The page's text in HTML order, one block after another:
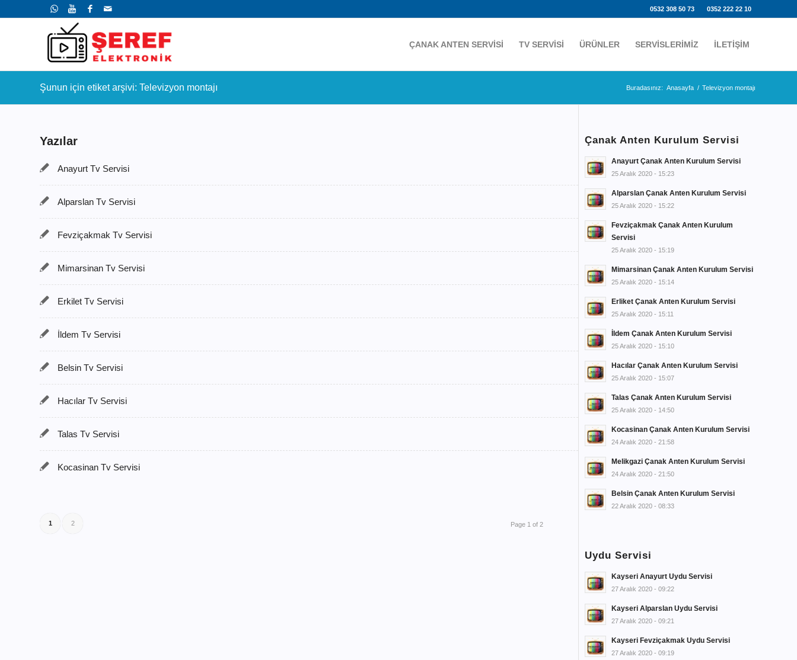
0532 308 50 73 0352 222 22 10
ÇANAK ANTEN SERVİSİ TV SERVİSİ ÜRÜNLER SERVİSLERİMİZ İLETİŞİM
Şunun için etiket arşivi: Televizyon montajı Buradasınız: Anasayfa / Televizyon montajı
Yazılar
Anayurt Tv Servisi
Alparslan Tv Servisi
Fevziçakmak Tv Servisi
Mimarsinan Tv Servisi
Erkilet Tv Servisi
İldem Tv Servisi
Belsin Tv Servisi
Hacılar Tv Servisi
Talas Tv Servisi
Kocasinan Tv Servisi
Page 1 of 2
1 2
Çanak Anten Kurulum Servisi
Anayurt Çanak Anten Kurulum Servisi
25 Aralık 2020 - 15:23
Alparslan Çanak Anten Kurulum Servisi
25 Aralık 2020 - 15:22
Fevziçakmak Çanak Anten Kurulum
Servisi
25 Aralık 2020 - 15:19
Mimarsinan Çanak Anten Kurulum Servisi
25 Aralık 2020 - 15:14
Erliket Çanak Anten Kurulum Servisi
25 Aralık 2020 - 15:11
İldem Çanak Anten Kurulum Servisi
25 Aralık 2020 - 15:10
Hacılar Çanak Anten Kurulum Servisi
25 Aralık 2020 - 15:07
Talas Çanak Anten Kurulum Servisi
25 Aralık 2020 - 14:50
Kocasinan Çanak Anten Kurulum Servisi
24 Aralık 2020 - 21:58
Melikgazi Çanak Anten Kurulum Servisi
24 Aralık 2020 - 21:50
Belsin Çanak Anten Kurulum Servisi
22 Aralık 2020 - 08:33
Uydu Servisi
Kayseri Anayurt Uydu Servisi
27 Aralık 2020 - 09:22
Kayseri Alparslan Uydu Servisi
27 Aralık 2020 - 09:21
Kayseri Fevziçakmak Uydu Servisi
27 Aralık 2020 - 09:19